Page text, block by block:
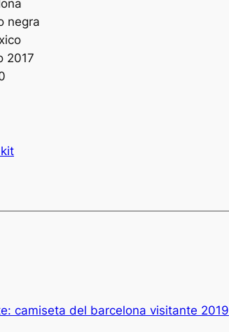
camiseta del barcelona visitante 2019